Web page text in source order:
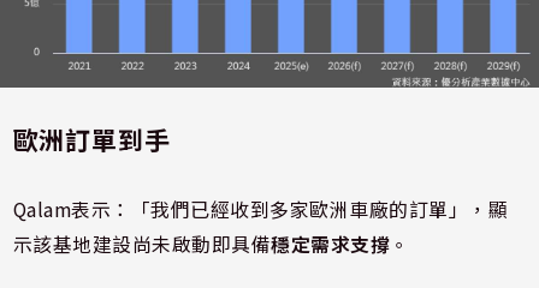
歐洲訂單到手
Qalam表示：「我們已經收到多家歐洲車廠的訂單」，顯
示該基地建設尚未啟動即具備穩定需求支撐 。